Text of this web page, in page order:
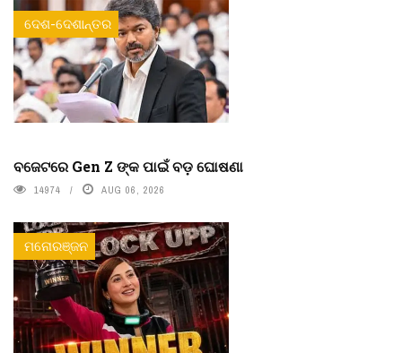
ଦେଶ-ଦେଶାନ୍ତର
ବଜେଟରେ Gen Z ଙ୍କ ପାଇଁ ବଡ଼ ଘୋଷଣା
14974 AUG 06, 2026
ମନୋରଞ୍ଜନ